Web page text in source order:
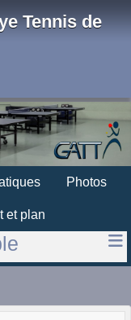
Tennis de
Photos
et plan